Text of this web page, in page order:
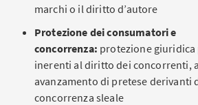
marchi o il diritto d’autore
Protezione dei consumatori e
concorrenza: protezione
inerenti al diritto dei concorrenti,
avanzamento di pretese derivanti
concorrenza sleale